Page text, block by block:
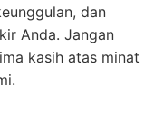
dan
Anda. Jangan
kasih atas minat